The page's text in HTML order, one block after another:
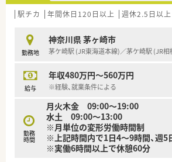
指導が主な業務内容です。
宅業務も担当していただきます。
■地域の健康を支えるため、患者様一人
丁寧な対応が求められます。
【こんな取り組みをしています】
■薬剤師の専門知識向上のため、法人主
■スタッフの頑張りを正当に評価するた
当の充実に努めています。
■スタッフが安心して長く働けるよう、
制度をしっかりと整備しています。
駅チカ 年間休日120日以上 週休2.5日以上
勤務地
神奈川県 茅ヶ崎市
茅ケ崎駅 (JR東海道本線)／茅ケ崎駅 (JR相
給与
年収480万円～560万円
※経験、就業条件による
勤務
時間
月火木金 09:00～19:00
水土 09:00～13:00
※月単位の変形労働時間制
※上記時間内で1日4～9時間、週5
※実働6時間以上で休憩60分